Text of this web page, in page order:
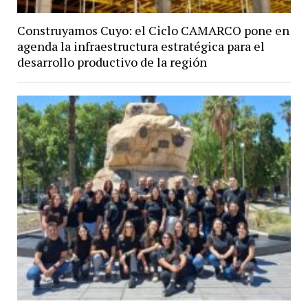
Construyamos Cuyo: el Ciclo CAMARCO pone en
agenda la infraestructura estratégica para el
desarrollo productivo de la región